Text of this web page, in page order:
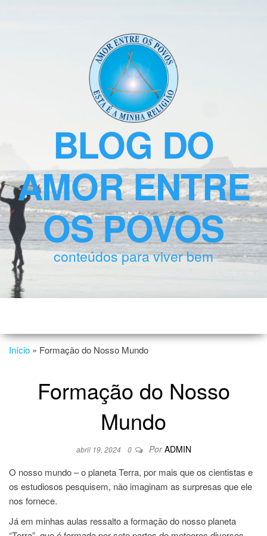
BLOG DO
AMOR ENTRE
OS POVOS
conteúdos para viver bem
Início » Formação do Nosso Mundo
Formação do Nosso
Mundo
abril 19, 2024 0 Por ADMIN
O nosso mundo – o planeta Terra, por mais que os cientistas e
os estudiosos pesquisem, não imaginam as surpresas que ele
nos fornece.
Já em minhas aulas ressalto a formação do nosso planeta